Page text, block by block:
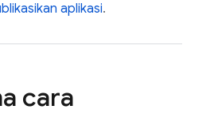
aplikasi.
cara